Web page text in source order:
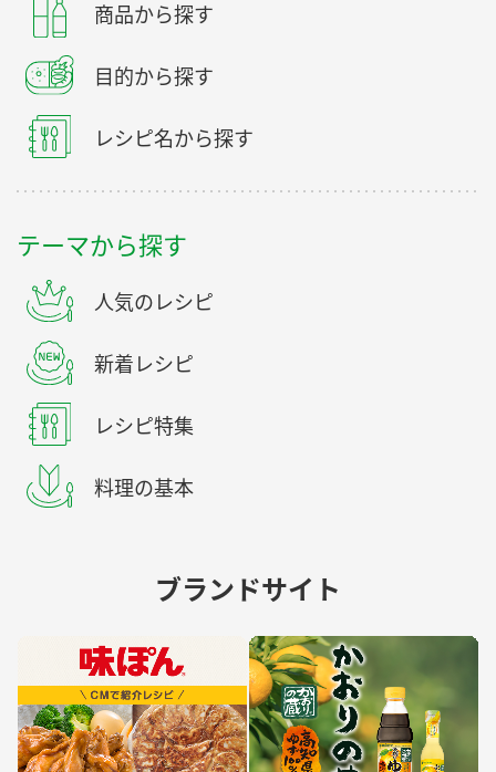
商品から探す
目的から探す
レシピ名から探す
テーマから探す
人気のレシピ
新着レシピ
レシピ特集
料理の基本
ブランドサイト